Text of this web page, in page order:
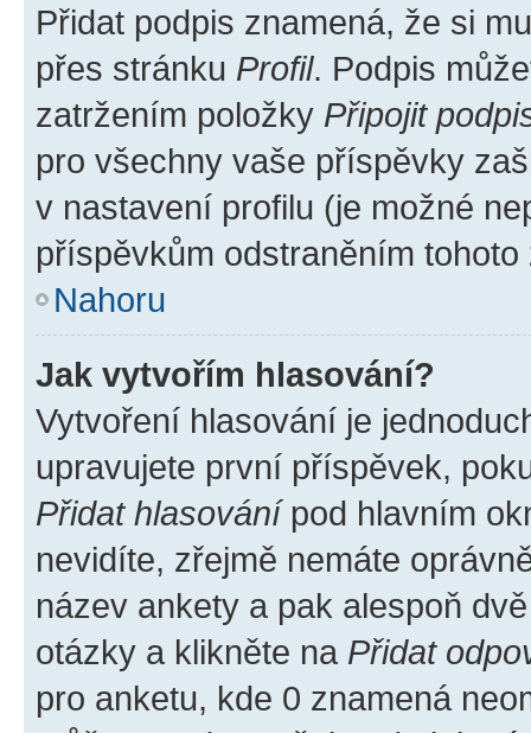
Přidat podpis znamená, že si
přes stránku Profil. Podpis
zatržením položky Připojit
pro všechny vaše příspěvky
v nastavení profilu (je možné
příspěvkům odstraněním
Nahoru
Jak vytvořím hlasování?
Vytvoření hlasování je
upravujete první příspěvek,
Přidat hlasovánípod hlavním
nevidíte, zřejmě nemáte
název ankety a pak alespoň
otázky a klikněte na Přidat
pro anketu, kde 0 znamená